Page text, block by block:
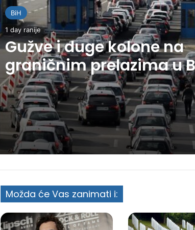
BiH
1 day ranije
Gužve i duge kolone na
graničnim prelazima u
Možda će Vas zanimati i: